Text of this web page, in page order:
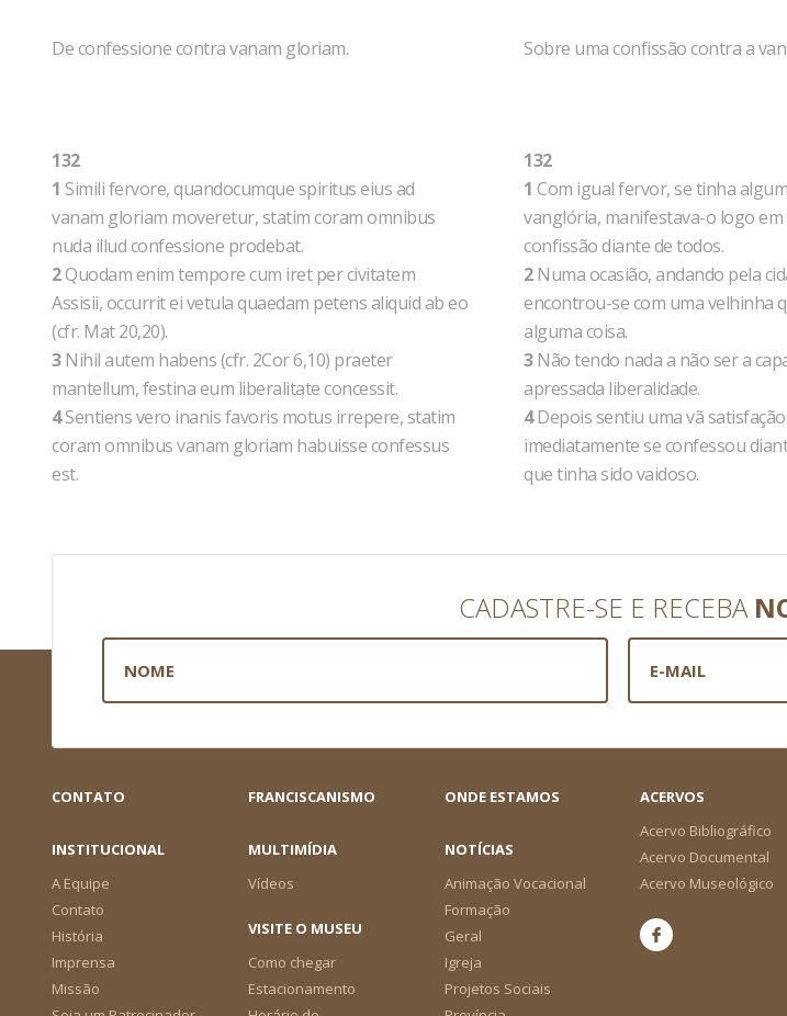
De confessione contra vanam gloriam.
132
1 Simili fervore, quandocumque spiritus eius ad
vanam gloriam moveretur, statim coram omnibus
nuda illud confessione prodebat.
2Quodam enim tempore cum iret per civitatem
Assisii, occurrit ei vetula quaedam petens aliquid ab eo
(cfr. Mat 20,20).
3Nihil autem habens (cfr. 2Cor 6,10) praeter
mantellum, festina eum liberalitate concessit.
4Sentiens vero inanis favoris motus irrepere, statim
coram omnibus vanam gloriam habuisse confessus
est.
Sobre uma confissão contra a
132
1 Com igual fervor, se tinha
vanglória, manifestava-o logo em
confissão diante de todos.
2Numa ocasião, andando pela
encontrou-se com uma velhinha
alguma coisa.
3Não tendo nada a não ser a
apressada liberalidade.
4Depois sentiu uma vã
imediatamente se confessou
que tinha sido vaidoso.
CADASTRE-SE E RECEBA
CONTATO FRANCISCANISMO ONDE ESTAMOS
ACERVOS
Acervo Bibliográfico
Acervo Documental
Acervo Museológico
INSTITUCIONAL
A Equipe
Contato
História
Imprensa
Missão
MULTIMÍDIA
Vídeos
NOTÍCIAS
Animação Vocacional
Formação
Geral
Igreja
Projetos Sociais
VISITE O MUSEU
Como chegar
Estacionamento